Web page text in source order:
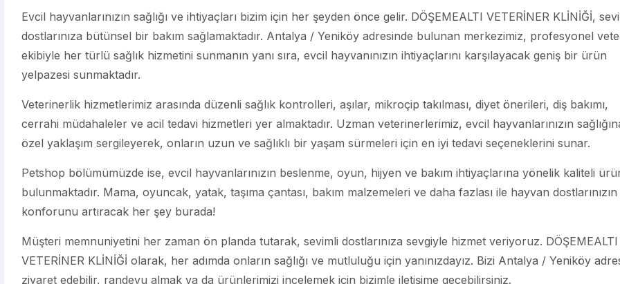
Evcil hayvanlarınızın sağlığı ve ihtiyaçları bizim için her şeyden önce gelir. DÖŞEMEALTI VETERİNER KLİNİĞİ,
dostlarınıza bütünsel bir bakım sağlamaktadır. Antalya / Yeniköy adresinde bulunan merkezimiz, profesyonel
ekibiyle her türlü sağlık hizmetini sunmanın yanı sıra, evcil hayvanınızın ihtiyaçlarını karşılayacak geniş bir ürün
yelpazesi sunmaktadır.
Veterinerlik hizmetlerimiz arasında düzenli sağlık kontrolleri, aşılar, mikroçip takılması, diyet önerileri, diş bakımı,
cerrahi müdahaleler ve acil tedavi hizmetleri yer almaktadır. Uzman veterinerlerimiz, evcil hayvanlarınızın
özel yaklaşım sergileyerek, onların uzun ve sağlıklı bir yaşam sürmeleri için en iyi tedavi seçeneklerini sunar.
Petshop bölümümüzde ise, evcil hayvanlarınızın beslenme, oyun, hijyen ve bakım ihtiyaçlarına yönelik kaliteli
bulunmaktadır. Mama, oyuncak, yatak, taşıma çantası, bakım malzemeleri ve daha fazlası ile hayvan dostlarınızın
konforunu artıracak her şey burada!
Müşteri memnuniyetini her zaman ön planda tutarak, sevimli dostlarınıza sevgiyle hizmet veriyoruz. DÖŞEMEALTI
VETERİNER KLİNİĞİ olarak, her adımda onların sağlığı ve mutluluğu için yanınızdayız. Bizi Antalya / Yeniköy
ziyaret edebilir, randevu almak ya da ürünlerimizi incelemek için bizimle iletişime geçebilirsiniz.